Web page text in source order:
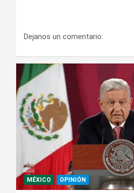
Dejanos un comentario:
MÉXICO OPINIÓN